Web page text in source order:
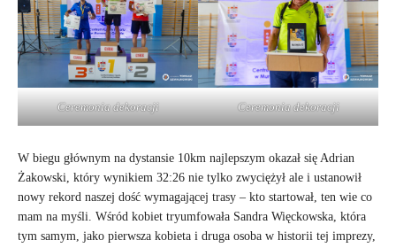
Ceremonia dekoracji Ceremonia dekoracji
W biegu głównym na dystansie 10km najlepszym okazał się Adrian
Żakowski, który wynikiem 32:26 nie tylko zwyciężył ale i ustanowił
nowy rekord naszej dość wymagającej trasy – kto startował, ten wie co
mam na myśli. Wśród kobiet tryumfowała Sandra Więckowska, która
tym samym, jako pierwsza kobieta i druga osoba w historii tej imprezy,